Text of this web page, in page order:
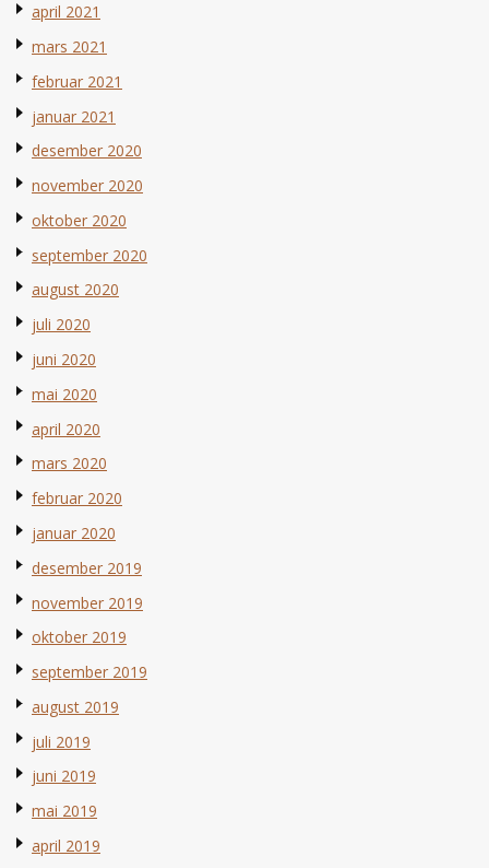
april 2021
mars 2021
februar 2021
januar 2021
desember 2020
november 2020
oktober 2020
september 2020
august 2020
juli 2020
juni 2020
mai 2020
april 2020
mars 2020
februar 2020
januar 2020
desember 2019
november 2019
oktober 2019
september 2019
august 2019
juli 2019
juni 2019
mai 2019
april 2019